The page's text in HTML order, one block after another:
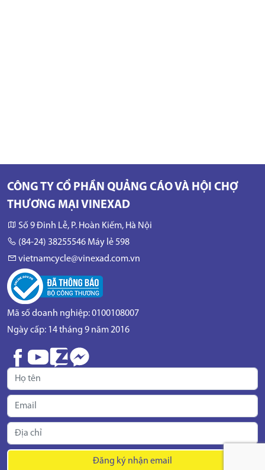
CÔNG TY CỔ PHẦN QUẢNG CÁO VÀ HỘI CHỢ
THƯƠNG MẠI VINEXAD
Số 9 Đinh Lễ, P. Hoàn Kiếm, Hà Nội
(84-24) 38255546 Máy lẻ 598
vietnamcycle@vinexad.com.vn
Mã số doanh nghiệp: 0100108007
Ngày cấp: 14 tháng 9 năm 2016